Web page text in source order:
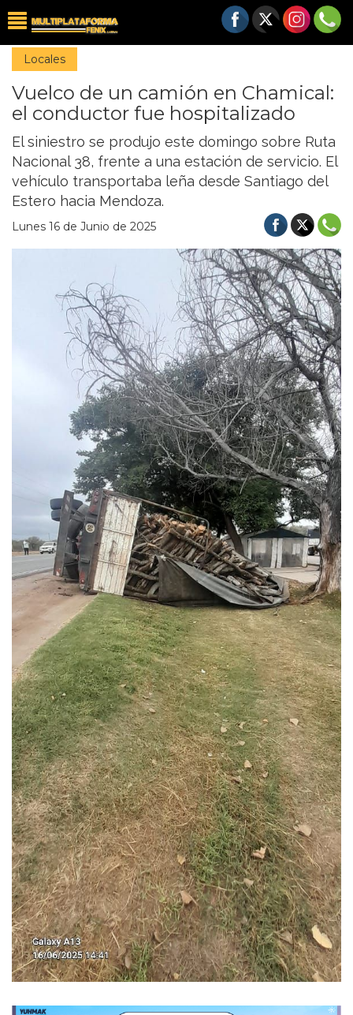
Locales
Vuelco de un camión en Chamical:
el conductor fue hospitalizado
El siniestro se produjo este domingo sobre Ruta
Nacional 38, frente a una estación de servicio. El
vehículo transportaba leña desde Santiago del
Estero hacia Mendoza.
Lunes 16 de Junio de 2025